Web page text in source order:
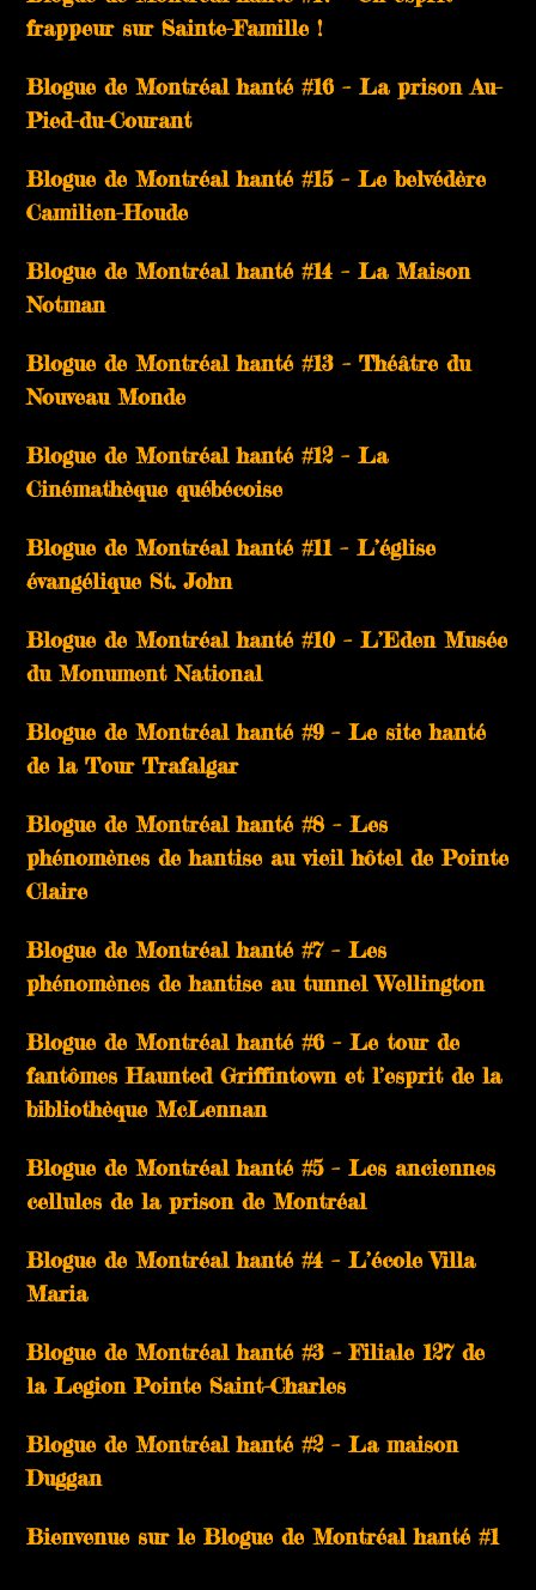
frappeur sur Sainte-Famille !
Blogue de Montréal hanté #16 – La prison Au-
Pied-du-Courant
Blogue de Montréal hanté #15 – Le belvédère
Camilien-Houde
Blogue de Montréal hanté #14 – La Maison
Notman
Blogue de Montréal hanté #13 – Théâtre du
Nouveau Monde
Blogue de Montréal hanté #12 – La
Cinémathèque québécoise
Blogue de Montréal hanté #11 – L’église
évangélique St. John
Blogue de Montréal hanté #10 – L’Eden Musée
du Monument National
Blogue de Montréal hanté #9 – Le site hanté
de la Tour Trafalgar
Blogue de Montréal hanté #8 – Les
phénomènes de hantise au vieil hôtel de Pointe
Claire
Blogue de Montréal hanté #7 – Les
phénomènes de hantise au tunnel Wellington
Blogue de Montréal hanté #6 – Le tour de
fantômes Haunted Griffintown et l’esprit de la
bibliothèque McLennan
Blogue de Montréal hanté #5 – Les anciennes
cellules de la prison de Montréal
Blogue de Montréal hanté #4 – L’école Villa
Maria
Blogue de Montréal hanté #3 – Filiale 127 de
la Legion Pointe Saint-Charles
Blogue de Montréal hanté #2 – La maison
Duggan
Bienvenue sur le Blogue de Montréal hanté #1